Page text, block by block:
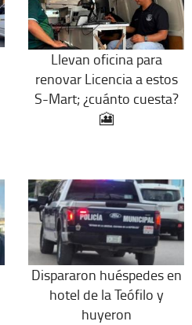
Llevan oficina para
renovar Licencia a estos
S-Mart; ¿cuánto cuesta?
🎦
Dispararon huéspedes en
hotel de la Teófilo y
huyeron